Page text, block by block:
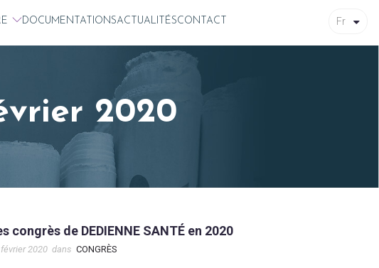
DOCUMENTATIONSACTUALITÉSCONTACT Fr
2020
congrès de DEDIENNE SANTÉ en 2020
2020 dans CONGRÈS